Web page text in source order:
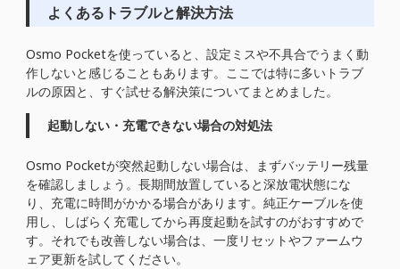
よくあるトラブルと解決方法
Osmo Pocketを使っていると、設定ミスや不具合でうまく動
作しないと感じることもあります。ここでは特に多いトラブ
ルの原因と、すぐ試せる解決策についてまとめました。
起動しない・充電できない場合の対処法
Osmo Pocketが突然起動しない場合は、まずバッテリー残量
を確認しましょう。長期間放置していると深放電状態にな
り、充電に時間がかかる場合があります。純正ケーブルを使
用し、しばらく充電してから再度起動を試すのがおすすめで
す。それでも改善しない場合は、一度リセットやファームウ
ェア更新を試してください。